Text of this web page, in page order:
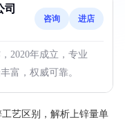
司
咨询 进店
2020年成立，专业
富，权威可靠。
艺区别，解析上锌量单